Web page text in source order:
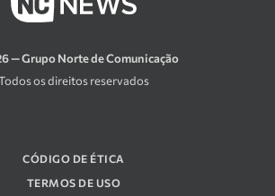
— Grupo Norte de Comunicação
os direitos reservados
CÓDIGO DE ÉTICA
TERMOS DE USO